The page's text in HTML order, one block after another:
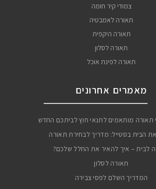
צמודי קיר חומה
תאורה לאמבטיה
תאורה היקפית
תאורה לסלון
תאורה לפינת אוכל
מאמרים אחרונים
תאורה מותאמים לתנאי חוץ לביתכם החדש
הבית בסטייל: מדריך לבחירת תאורה
לבית – איך להאיר את החלל שלכם?
תאורה לסלון
המדריך השלם לפסי צבירה